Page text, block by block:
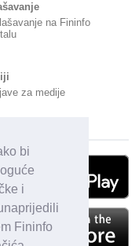
bi
i
Fininfo
na Fininfo
za medije